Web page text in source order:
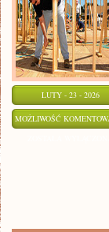
LUTY - 23 - 2026
MOŻLIWOŚĆ